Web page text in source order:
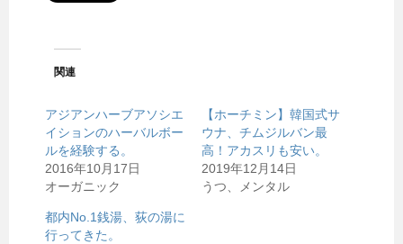
関連
アジアンハーブアソシエ
イションのハーバルボー
ルを経験する。
2016年10月17日
オーガニック
【ホーチミン】韓国式サ
ウナ、チムジルバン最
高！アカスリも安い。
2019年12月14日
うつ、メンタル
都内No.1銭湯、荻の湯に
行ってきた。